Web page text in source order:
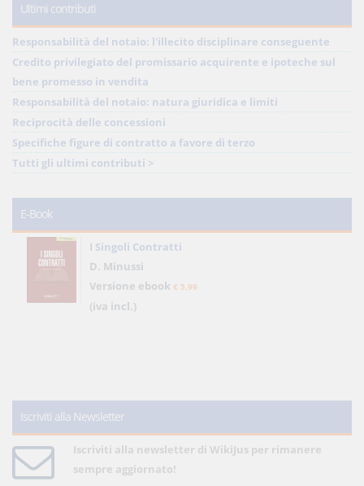
Ultimi contributi
Responsabilità del notaio: l'illecito disciplinare conseguente
Credito privilegiato del promissario acquirente e ipoteche sul
bene promesso in vendita
Responsabilità del notaio: natura giuridica e limiti
Reciprocità delle concessioni
Specifiche figure di contratto a favore di terzo
Tutti gli ultimi contributi >
E-Book
I Singoli Contratti
D. Minussi
Versione ebook € 5,99
(iva incl.)
Iscriviti alla Newsletter
Iscriviti alla newsletter di WikiJus per rimanere
sempre aggiornato!